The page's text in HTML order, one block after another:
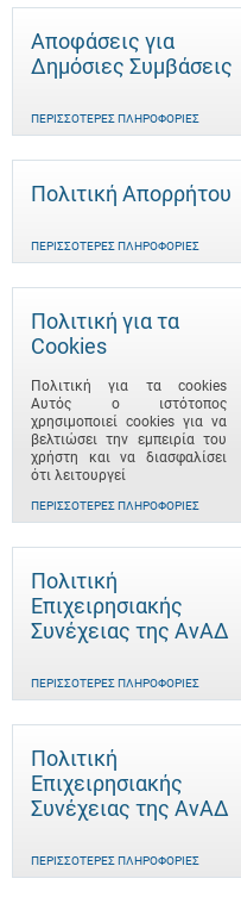
Αποφάσεις για
Δημόσιες Συμβάσεις
ΠΕΡΙΣΣΌΤΕΡΕΣ ΠΛΗΡΟΦΟΡΊΕΣ
Πολιτική Απορρήτου
ΠΕΡΙΣΣΌΤΕΡΕΣ ΠΛΗΡΟΦΟΡΊΕΣ
Πολιτική για τα
Cookies
Πολιτική για τα cookies
Αυτός ο ιστότοπος
χρησιμοποιεί cookies για να
βελτιώσει την εμπειρία του
χρήστη και να διασφαλίσει
ότι λειτουργεί
ΠΕΡΙΣΣΌΤΕΡΕΣ ΠΛΗΡΟΦΟΡΊΕΣ
Πολιτική
Επιχειρησιακής
Συνέχειας της ΑνΑΔ
ΠΕΡΙΣΣΌΤΕΡΕΣ ΠΛΗΡΟΦΟΡΊΕΣ
Πολιτική
Επιχειρησιακής
Συνέχειας της ΑνΑΔ
ΠΕΡΙΣΣΌΤΕΡΕΣ ΠΛΗΡΟΦΟΡΊΕΣ